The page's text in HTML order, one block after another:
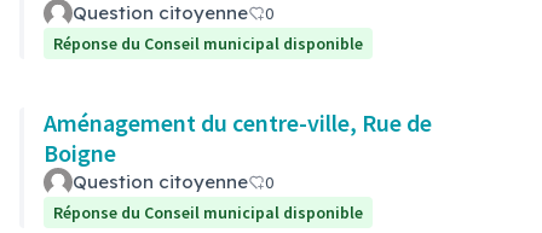
Question citoyenne
0
Réponse du Conseil municipal disponible
Aménagement du centre-ville, Rue de
Boigne
Question citoyenne
0
Réponse du Conseil municipal disponible